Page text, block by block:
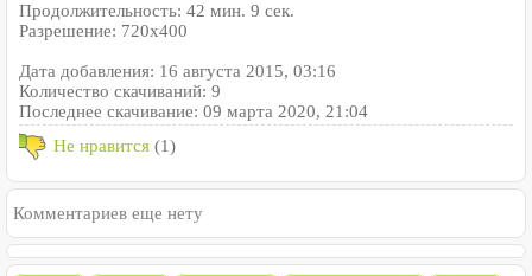
Продолжительность: 42 мин. 9 сек.
Разрешение: 720x400
Дата добавления: 16 августа 2015, 03:16
Количество скачиваний: 9
Последнее скачивание: 09 марта 2020, 21:04
Не нравится (1)
Комментариев еще нету